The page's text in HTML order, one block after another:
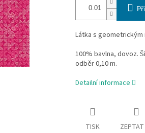
Látka s geometrickým
100% bavlna, dovoz.
odběr 0,10 m.
Detailní informace
TISK